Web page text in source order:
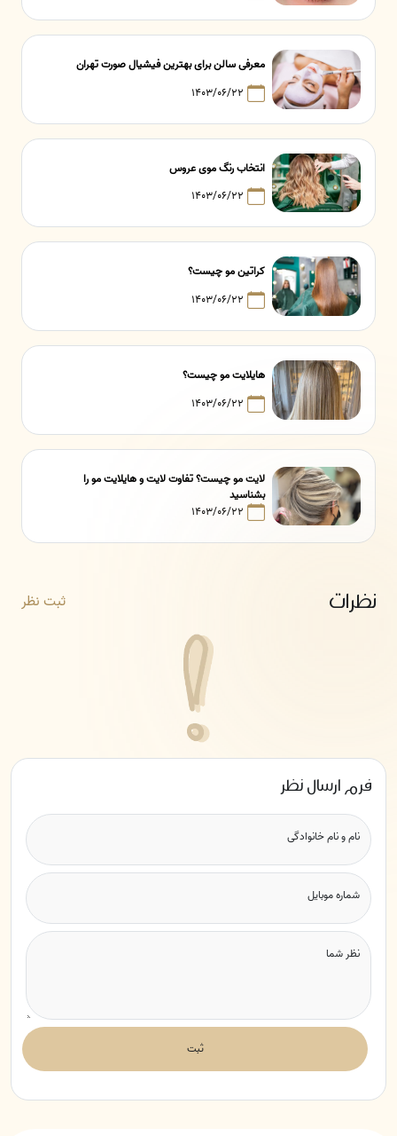
معرفی سالن برای بهترین فیشیال صورت تهران
۱۴۰۳/۰۶/۲۲
انتخاب رنگ موی عروس
۱۴۰۳/۰۶/۲۲
کراتین مو چیست؟
۱۴۰۳/۰۶/۲۲
هایلایت مو چیست؟
۱۴۰۳/۰۶/۲۲
لایت مو چیست؟ تفاوت لایت و هایلایت مو را
بشناسید
۱۴۰۳/۰۶/۲۲
نظرات ثبت نظر
فرم ارسال نظر
نام و نام خانوادگی
شماره موبایل
نظر شما
ثبت